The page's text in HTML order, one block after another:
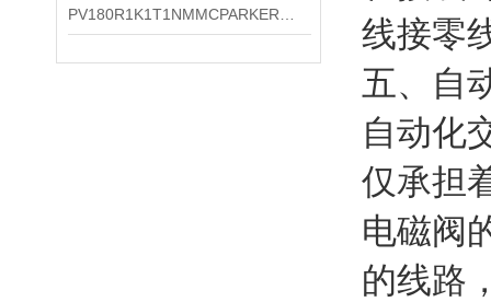
线接零
五、自
自动化
仅承担
电磁阀
的线路